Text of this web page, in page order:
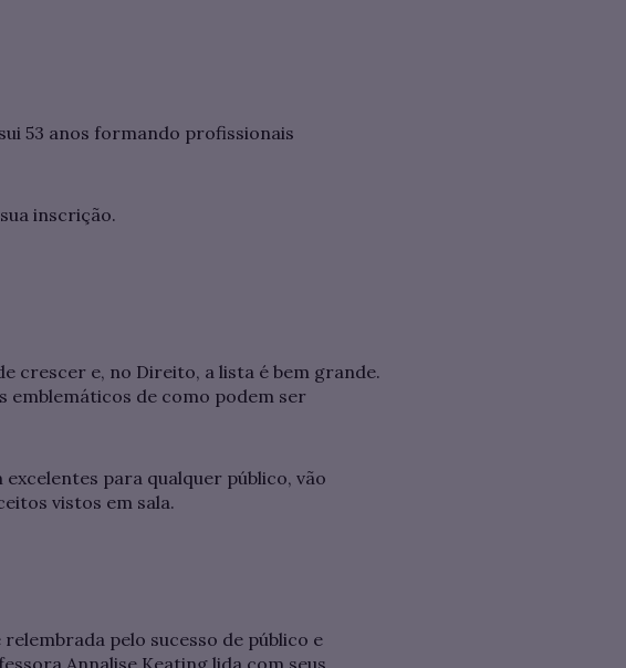
53 anos formando profissionais
inscrição.
crescer e, no Direito, a lista é bem grande.
emblemáticos de como podem ser
para qualquer público, vão
vistos em sala.
pelo sucesso de público e
Annalise Keating lida com seus